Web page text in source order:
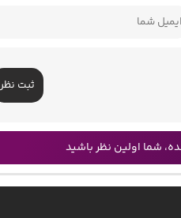
ثبت نظر
شما اولین نظر باشید